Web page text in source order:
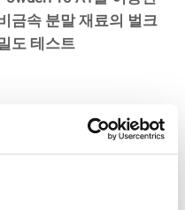
금속 분말 재료의 벌크
도 테스트
파우더프로 A1으로 분말
재료의 스패출러 각도 측